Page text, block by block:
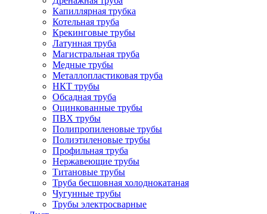
Капиллярная трубка
Котельная труба
Крекинговые трубы
Латунная труба
Магистральная труба
Медные трубы
Металлопластиковая труба
НКТ трубы
Обсадная труба
Оцинкованные трубы
ПВХ трубы
Полипропиленовые трубы
Полиэтиленовые трубы
Профильная труба
Нержавеющие трубы
Титановые трубы
Труба бесшовная холоднокатаная
Чугунные трубы
Трубы электросварные